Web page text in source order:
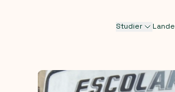
Studier Lande